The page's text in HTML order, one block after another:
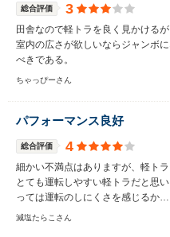
総合評価 3
田舎なので軽トラを良く見かける
室内の広さが欲しいならジャンボ
べきである。
ちゃっぴーさん
パフォーマンス良好
総合評価 4
細かい不満点はありますが、軽ト
とても運転しやすい軽トラだと思
っては運転のしにくさを感じるか…
減塩たらこさん